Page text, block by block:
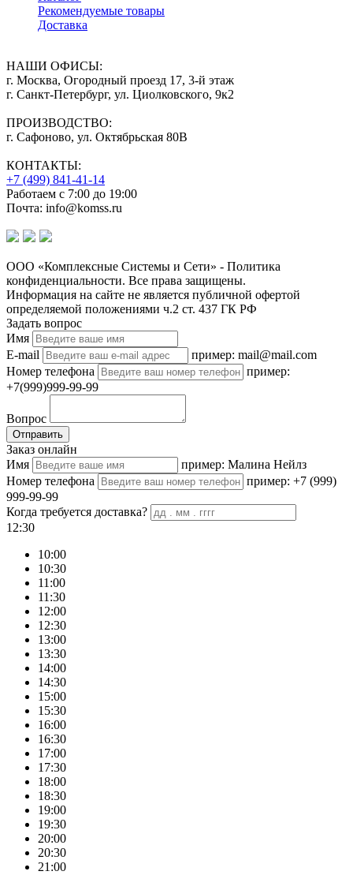
Рекомендуемые товары
Доставка
НАШИ ОФИСЫ:
г. Москва, Огородный проезд 17, 3-й этаж
г. Санкт-Петербург, ул. Циолковского, 9к2
ПРОИЗВОДСТВО:
г. Сафоново, ул. Октябрьская 80В
КОНТАКТЫ:
+7 (499) 841-41-14
Работаем с 7:00 до 19:00
Почта: info@komss.ru
ООО «Комплексные Системы и Сети» - Политика
конфиденциальности. Все права защищены.
Информация на сайте не является публичной офертой
определяемой положениями ч.2 ст. 437 ГК РФ
Задать вопрос
Имя
E-mail
пример: mail@mail.com
Номер телефона
пример:
+7(999)999-99-99
Вопрос
Отправить
Заказ онлайн
Имя
пример: Малина Нейлз
Номер телефона
пример: +7 (999)
999-99-99
Когда требуется доставка?
12:30
10:00
10:30
11:00
11:30
12:00
12:30
13:00
13:30
14:00
14:30
15:00
15:30
16:00
16:30
17:00
17:30
18:00
18:30
19:00
19:30
20:00
20:30
21:00